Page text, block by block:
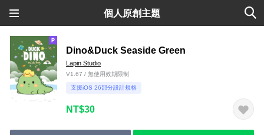
個人原創主題
Dino&Duck Seaside Green
Lapin Studio
V1.67 / 無使用效期限制
支援iOS 26部分設計規格
NT$30